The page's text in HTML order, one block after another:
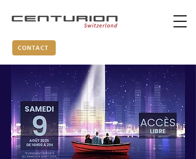
CONTACT